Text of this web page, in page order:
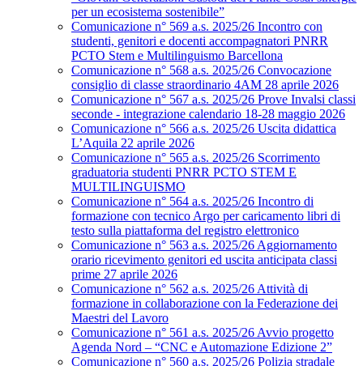
per un ecosistema sostenibile”
Comunicazione n° 569 a.s. 2025/26 Incontro con
studenti, genitori e docenti accompagnatori PNRR
PCTO Stem e Multilinguismo Barcellona
Comunicazione n° 568 a.s. 2025/26 Convocazione
consiglio di classe straordinario 4AM 28 aprile 2026
Comunicazione n° 567 a.s. 2025/26 Prove Invalsi classi
seconde - integrazione calendario 18-28 maggio 2026
Comunicazione n° 566 a.s. 2025/26 Uscita didattica
L’Aquila 22 aprile 2026
Comunicazione n° 565 a.s. 2025/26 Scorrimento
graduatoria studenti PNRR PCTO STEM E
MULTILINGUISMO
Comunicazione n° 564 a.s. 2025/26 Incontro di
formazione con tecnico Argo per caricamento libri di
testo sulla piattaforma del registro elettronico
Comunicazione n° 563 a.s. 2025/26 Aggiornamento
orario ricevimento genitori ed uscita anticipata classi
prime 27 aprile 2026
Comunicazione n° 562 a.s. 2025/26 Attività di
formazione in collaborazione con la Federazione dei
Maestri del Lavoro
Comunicazione n° 561 a.s. 2025/26 Avvio progetto
Agenda Nord – “CNC e Automazione Edizione 2”
Comunicazione n° 560 a.s. 2025/26 Polizia stradale